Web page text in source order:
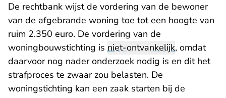
De rechtbank wijst de vordering van de bewoner
van de afgebrande woning toe tot een hoogte van
ruim 2.350 euro. De vordering van de
woningbouwstichting is niet-ontvankelijk, omdat
daarvoor nog nader onderzoek nodig is en dit het
strafproces te zwaar zou belasten. De
woningstichting kan een zaak starten bij de